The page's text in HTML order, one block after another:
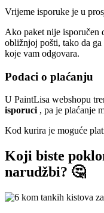
Vrijeme isporuke je u
Ako paket nije isporučen
obližnjoj pošti, tako da
koje vam odgovara.
Podaci o plaćanju
U PaintLisa webshopu
isporuci , pa je plaćanje
Kod kurira je moguće
Koji biste
narudžbi? 🤔